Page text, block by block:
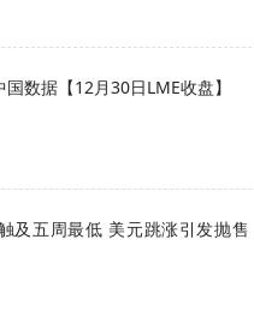
活动扩张和价格下跌推
师表示，铜价预计到
铜价自9月30日触及
跌9%。
美元定价的金属对持有
数据【12月30日LME收盘】
及五周最低 美元跳涨引发抛售